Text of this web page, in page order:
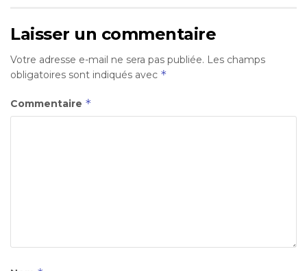
Laisser un commentaire
Votre adresse e-mail ne sera pas publiée. Les champs
obligatoires sont indiqués avec *
Commentaire *